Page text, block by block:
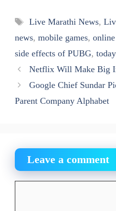
Tags
Live Marathi News,
news, mobile games,
side effects of PUBG, today
Netflix Will Make Big
Google Chief Sundar
Parent Company Alphabet
Leave a comment